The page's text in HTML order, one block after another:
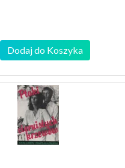
Dodaj do Koszyka